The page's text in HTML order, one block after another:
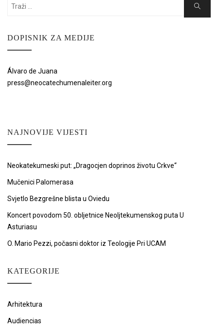
Search
Search
DOPISNIK ZA MEDIJE
Álvaro de Juana
press@neocatechumenaleiter.org
NAJNOVIJE VIJESTI
Neokatekumeski put: „Dragocjen doprinos životu Crkve“
Mučenici Palomerasa
Svjetlo Bezgrešne blista u Oviedu
Koncert povodom 50. obljetnice Neoljtekumenskog puta U
Asturiasu
O. Mario Pezzi, počasni doktor iz Teologije Pri UCAM
KATEGORIJE
Arhitektura
Audiencias